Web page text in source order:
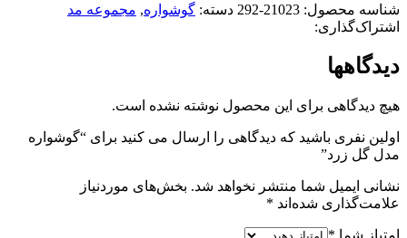
شناسه محصول: 21023-292 دسته: گوشواره, مجموعه مد
اشتراک‌گذاری:
دیدگاهها
هیچ دیدگاهی برای این محصول نوشته نشده است.
اولین نفری باشید که دیدگاهی را ارسال می کنید برای “گوشواره
مدل گل زرد”
نشانی ایمیل شما منتشر نخواهد شد. بخش‌های موردنیاز
علامت‌گذاری شده‌اند *
امتیاز شما *